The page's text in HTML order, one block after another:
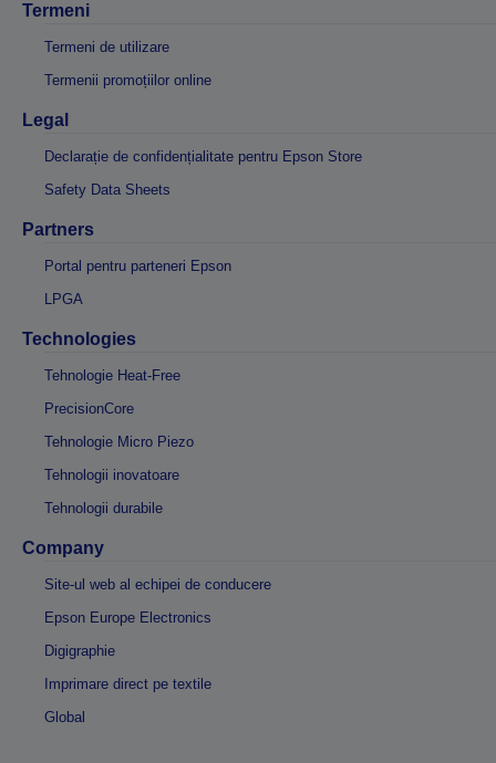
Termeni
Termeni de utilizare
Termenii promoțiilor online
Legal
Declarație de confidențialitate pentru Epson Store
Safety Data Sheets
Partners
Portal pentru parteneri Epson
LPGA
Technologies
Tehnologie Heat-Free
PrecisionCore
Tehnologie Micro Piezo
Tehnologii inovatoare
Tehnologii durabile
Company
Site-ul web al echipei de conducere
Epson Europe Electronics
Digigraphie
Imprimare direct pe textile
Global